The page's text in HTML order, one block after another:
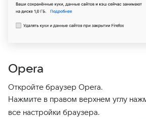
Opera
Откройте браузер Opera.
Нажмите в правом верхнем углу
все настройки браузера.